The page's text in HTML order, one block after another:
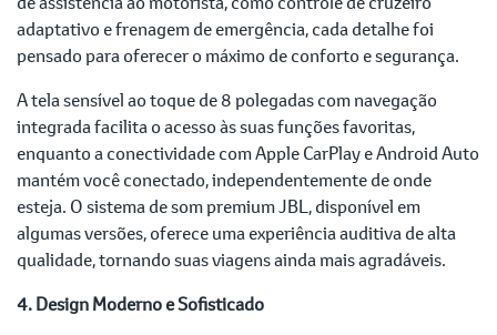
adaptativo e frenagem de emergência, cada detalhe foi
pensado para oferecer o máximo de conforto e segurança.
A tela sensível ao toque de 8 polegadas com navegação
integrada facilita o acesso às suas funções favoritas,
enquanto a conectividade com Apple CarPlay e Android Auto
mantém você conectado, independentemente de onde
esteja. O sistema de som premium JBL, disponível em
algumas versões, oferece uma experiência auditiva de alta
qualidade, tornando suas viagens ainda mais agradáveis.
4. Design Moderno e Sofisticado